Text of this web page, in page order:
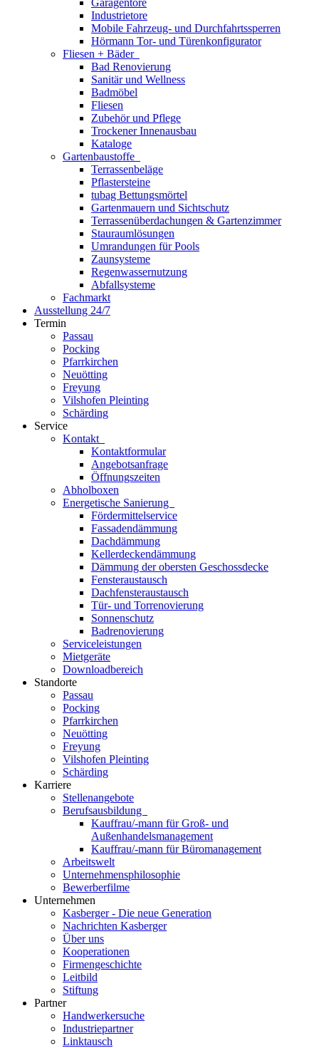
Industrietore
Mobile Fahrzeug- und Durchfahrtssperren
Hörmann Tor- und Türenkonfigurator
Fliesen + Bäder
Bad Renovierung
Sanitär und Wellness
Badmöbel
Fliesen
Zubehör und Pflege
Trockener Innenausbau
Kataloge
Gartenbaustoffe
Terrassenbeläge
Pflastersteine
tubag Bettungsmörtel
Gartenmauern und Sichtschutz
Terrassenüberdachungen & Gartenzimmer
Stauraumlösungen
Umrandungen für Pools
Zaunsysteme
Regenwassernutzung
Abfallsysteme
Fachmarkt
Ausstellung 24/7
Termin
Passau
Pocking
Pfarrkirchen
Neuötting
Freyung
Vilshofen Pleinting
Schärding
Service
Kontakt
Kontaktformular
Angebotsanfrage
Öffnungszeiten
Abholboxen
Energetische Sanierung
Fördermittelservice
Fassadendämmung
Dachdämmung
Kellerdeckendämmung
Dämmung der obersten Geschossdecke
Fensteraustausch
Dachfensteraustausch
Tür- und Torrenovierung
Sonnenschutz
Badrenovierung
Serviceleistungen
Mietgeräte
Downloadbereich
Standorte
Passau
Pocking
Pfarrkirchen
Neuötting
Freyung
Vilshofen Pleinting
Schärding
Karriere
Stellenangebote
Berufsausbildung
Kauffrau/-mann für Groß- und
Außenhandelsmanagement
Kauffrau/-mann für Büromanagement
Arbeitswelt
Unternehmensphilosophie
Bewerberfilme
Unternehmen
Kasberger - Die neue Generation
Nachrichten Kasberger
Über uns
Kooperationen
Firmengeschichte
Leitbild
Stiftung
Partner
Handwerkersuche
Industriepartner
Linktausch